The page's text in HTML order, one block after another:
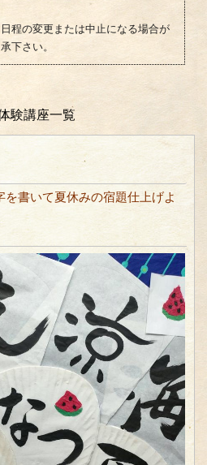
程の変更または中止になる場合が
下さい。
験講座一覧
書いて夏休みの宿題仕上げよ